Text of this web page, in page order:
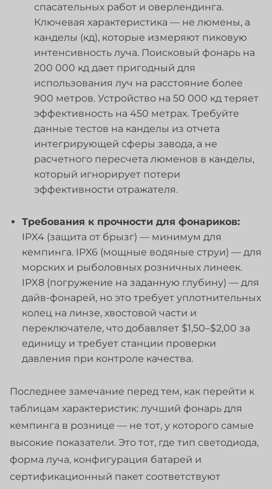
спасательных работ и оверлендинга.
Ключевая характеристика — не люмены, а
канделы (кд), которые измеряют пиковую
интенсивность луча. Поисковый фонарь на
200 000 кд дает пригодный для
использования луч на расстояние более
900 метров. Устройство на 50 000 кд теряет
эффективность на 450 метрах. Требуйте
данные тестов на канделы из отчета
интегрирующей сферы завода, а не
расчетного пересчета люменов в канделы,
который игнорирует потери
эффективности отражателя.
Требования к прочности для фонариков:
IPX4 (защита от брызг) — минимум для
кемпинга. IPX6 (мощные водяные струи) — для
морских и рыболовных розничных линеек.
IPX8 (погружение на заданную глубину) — для
дайв-фонарей, но это требует уплотнительных
колец на линзе, хвостовой части и
переключателе, что добавляет $1,50–$2,00 за
единицу и требует станции проверки
давления при контроле качества.
Последнее замечание перед тем, как перейти к
таблицам характеристик: лучший фонарь для
кемпинга в рознице — не тот, у которого самые
высокие показатели. Это тот, где тип светодиода,
форма луча, конфигурация батарей и
сертификационный пакет соответствуют